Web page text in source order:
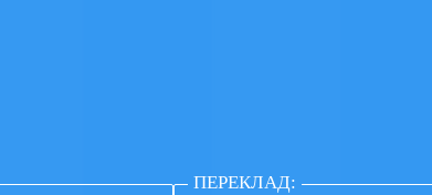
ПЕРЕКЛАД: